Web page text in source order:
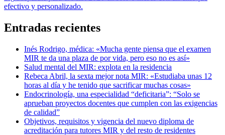
entradas
efectivo y personalizado.
Entradas recientes
Inés Rodrigo, médica: «Mucha gente piensa que el examen
MIR te da una plaza de por vida, pero eso no es así»
Salud mental del MIR: explota en la residencia
Rebeca Abril, la sexta mejor nota MIR: «Estudiaba unas 12
horas al día y he tenido que sacrificar muchas cosas»
Endocrinología, una especialidad “deficitaria”: “Solo se
aprueban proyectos docentes que cumplen con las exigencias
de calidad”
Objetivos, requisitos y vigencia del nuevo diploma de
acreditación para tutores MIR y del resto de residentes